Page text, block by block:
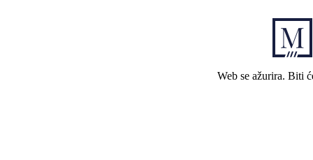
Web se ažurira. Biti